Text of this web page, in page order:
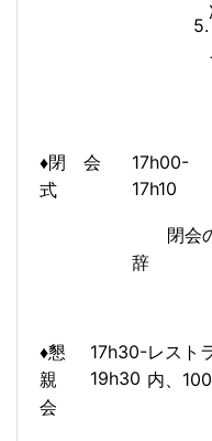
5.
♦閉 会
式
17h00-
17h10
閉会
辞
♦懇
親
会
17h30-
19h30
レスト
内、 100